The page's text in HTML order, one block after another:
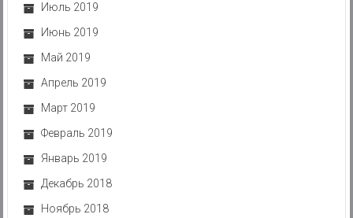
Июль 2019
Июнь 2019
Май 2019
Апрель 2019
Март 2019
Февраль 2019
Январь 2019
Декабрь 2018
Ноябрь 2018